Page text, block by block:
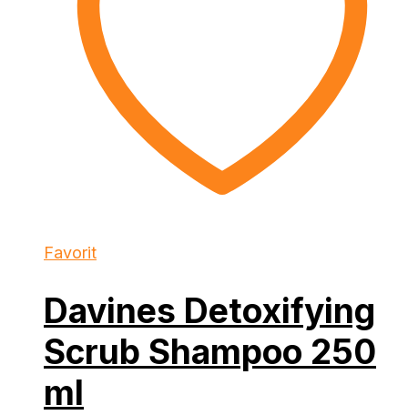
Favorit
Davines Detoxifying
Scrub Shampoo 250
ml